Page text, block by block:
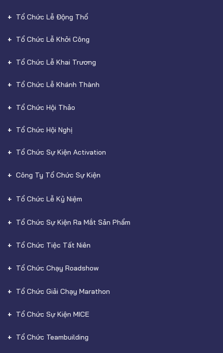
Tổ Chức Lễ Động Thổ
Tổ Chức Lễ Khởi Công
Tổ Chức Lễ Khai Trương
Tổ Chức Lễ Khánh Thành
Tổ Chức Hội Thảo
Tổ Chức Hội Nghị
Tổ Chức Sự Kiện Activation
Công Ty Tổ Chức Sự Kiện
Tổ Chức Lễ Kỷ Niệm
Tổ Chức Sự Kiện Ra Mắt Sản Phẩm
Tổ Chức Tiệc Tất Niên
Tổ Chức Chạy Roadshow
Tổ Chức Giải Chạy Marathon
Tổ Chức Sự Kiện MICE
Tổ Chức Teambuilding